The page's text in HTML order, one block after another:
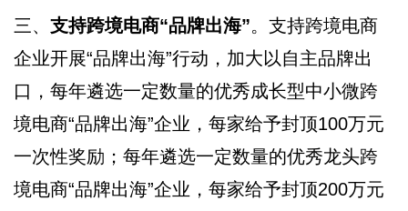
三、 支持跨境电商“品牌出海”。支持跨境电商
企业开展“品牌出海”行动，加大以自主品牌出
口，每年遴选一定数量的优秀成长型中小微跨
境电商“品牌出海”企业，每家给予封顶100万元
一次性奖励；每年遴选一定数量的优秀龙头跨
境电商“品牌出海”企业，每家给予封顶200万元